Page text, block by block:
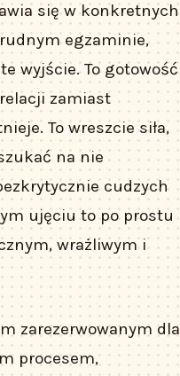
się w konkretnych
egzaminie,
wyjście. To gotowość
zamiast
To wreszcie siła,
na nie
cudzych
ujęciu to po prostu
wrażliwym i
zarezerwowanym dla
procesem,